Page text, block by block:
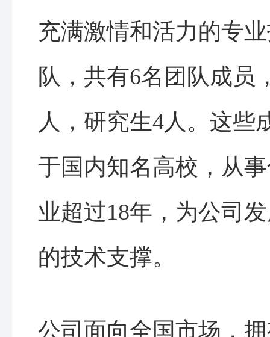
充满激情和活力的专
队，共有6名团队成员
人，研究生4人。这些
于国内知名高校，从
业超过18年，为公司
的技术支撑。
公司面向全国市场，